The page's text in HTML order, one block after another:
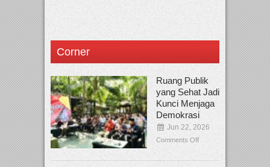
Corner
Ruang Publik
yang Sehat Jadi
Kunci Menjaga
Demokrasi
Jun 22, 2026
Comments Off